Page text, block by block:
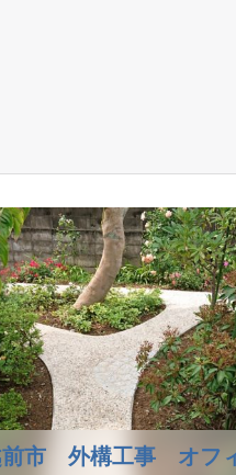
市 外構工事 オフ